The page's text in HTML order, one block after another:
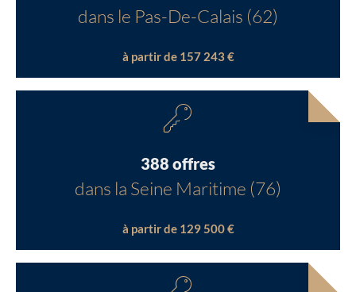
dans le Pas-De-Calais (62)
à partir de 157 243 €
388 offres
dans la Seine Maritime (76)
à partir de 129 500 €